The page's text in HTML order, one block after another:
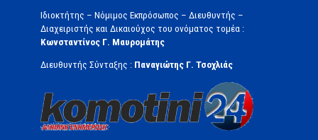
Ιδιοκτήτης – Νόμιμος Εκπρόσωπος – Διευθυντής –
Διαχειριστής και Δικαιούχος του ονόματος τομέα :
Κωνσταντίνος Γ. Μαυρομάτης
Διευθυντής Σύνταξης : Παναγιώτης Γ. Τσοχλιάς